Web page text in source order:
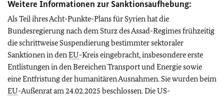
Weitere Informationen zur Sanktionsaufhebung:
Als Teil ihres Acht-Punkte-Plans für Syrien hat die
Bundesregierung nach dem Sturz des Assad-Regimes frühzeitig
die schrittweise Suspendierung bestimmter sektoraler
Sanktionen in denEU-Kreis eingebracht, insbesondere erste
Entlistungen in den Bereichen Transport und Energie sowie
eine Entfristung der humanitären Ausnahmen. Sie wurden beim
EU-Außenrat am 24.02.2025 beschlossen. Die US-